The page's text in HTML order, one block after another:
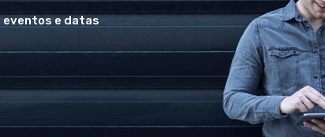
eventos e datas